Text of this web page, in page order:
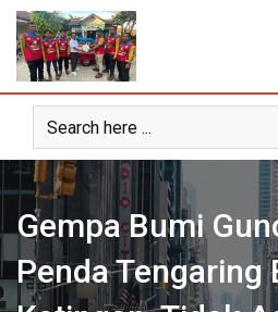
Skip
content
Gempa Bumi
Penda Tengaring